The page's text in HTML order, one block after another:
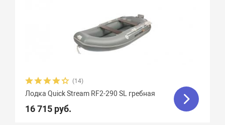
(14)
Лодка Quick Stream RF2-290 SL гребная
16 715 руб.